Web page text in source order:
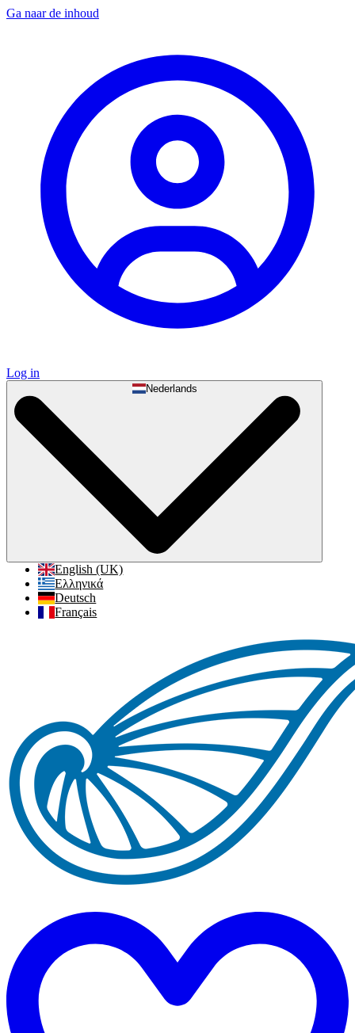
Ga naar de inhoud
Log in
Nederlands
English (UK)
Ελληνικά
Deutsch
Français